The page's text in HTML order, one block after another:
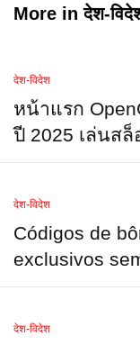
More inदेश-
देश-विदेश
หน้าแรก
ปี 2025 เล่นส
देश-विदेश
Códigos de
exclusivos
देश-विदेश